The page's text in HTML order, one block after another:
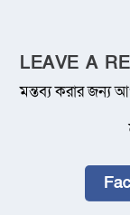
LEAVE A
মন্তব্য করার জন্য